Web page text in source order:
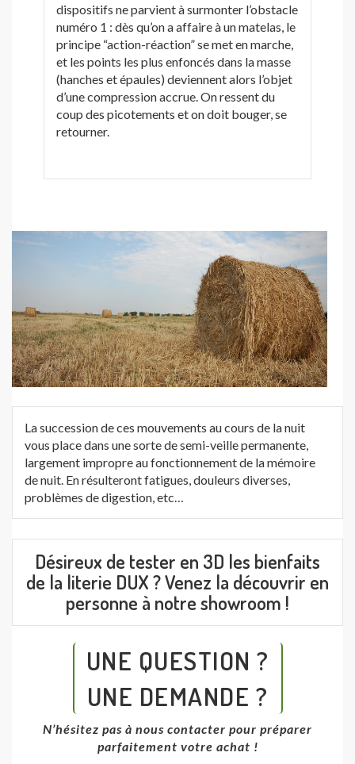
dispositifs ne parvient à surmonter l’obstacle
numéro 1 : dès qu’on a affaire à un matelas, le
principe “action-réaction” se met en marche,
et les points les plus enfoncés dans la masse
(hanches et épaules) deviennent alors l’objet
d’une compression accrue. On ressent du
coup des picotements et on doit bouger, se
retourner.
La succession de ces mouvements au cours de la nuit
vous place dans une sorte de semi-veille permanente,
largement impropre au fonctionnement de la mémoire
de nuit. En résulteront fatigues, douleurs diverses,
problèmes de digestion, etc…
Désireux de tester en 3D les bienfaits
de la literie DUX ? Venez la découvrir en
personne à notre showroom !
UNE QUESTION ?
UNE DEMANDE ?
N’hésitez pas à nous contacter pour préparer
parfaitement votre achat !